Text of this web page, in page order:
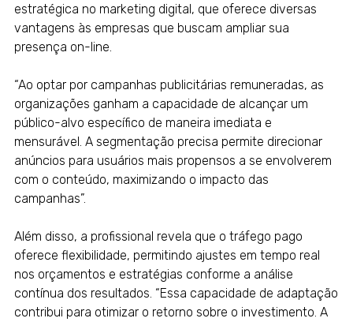
estratégica no marketing digital, que oferece diversas
vantagens às empresas que buscam ampliar sua
presença on-line.
“Ao optar por campanhas publicitárias remuneradas, as
organizações ganham a capacidade de alcançar um
público-alvo específico de maneira imediata e
mensurável. A segmentação precisa permite direcionar
anúncios para usuários mais propensos a se envolverem
com o conteúdo, maximizando o impacto das
campanhas”.
Além disso, a profissional revela que o tráfego pago
oferece flexibilidade, permitindo ajustes em tempo real
nos orçamentos e estratégias conforme a análise
contínua dos resultados. “Essa capacidade de adaptação
contribui para otimizar o retorno sobre o investimento. A